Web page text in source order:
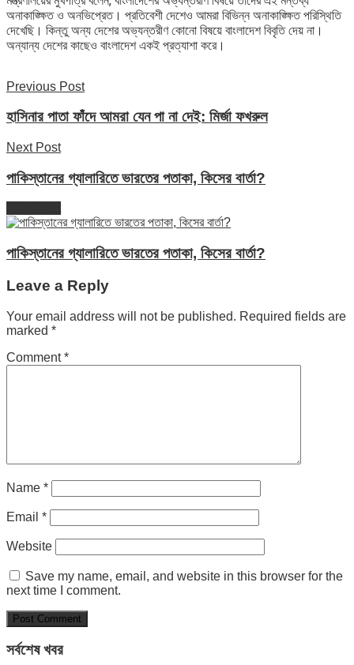
অনাকাঙ্ক্ষিত ও অনভিপ্রেত। প্রতিবেশী দেশেও আমরা বিভিন্ন অনাকাঙ্ক্ষিত পরিস্থিতি
দেখেছি। কিন্তু অন্য দেশের অভ্যন্তরীণ কোনো বিষয়ে বাংলাদেশ বিবৃতি দেয় না।
অন্যান্য দেশের কাছেও বাংলাদেশ একই প্রত্যাশা করে।
Previous Post
হাসিনার পাতা ফাঁদে আমরা যেন পা না দেই: মির্জা ফখরুল
Next Post
পাকিস্তানের গ্যালারিতে ভারতের পতাকা, কিসের বার্তা?
পাকিস্তানের গ্যালারিতে ভারতের পতাকা, কিসের বার্তা?
Leave a Reply
Your email address will not be published. Required fields are
marked *
Comment*
Name *
Email *
Website
Save my name, email, and website in this browser for the
next time I comment.
সর্বশেষ খবর